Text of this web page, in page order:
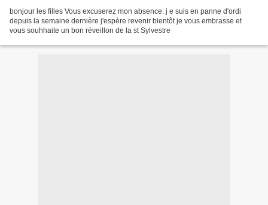
bonjour les filles Vous excuserez mon absence. j e suis en panne d'ordi
depuis la semaine dernière j'espère revenir bientôt je vous embrasse et
vous souhhaite un bon réveillon de la st Sylvestre